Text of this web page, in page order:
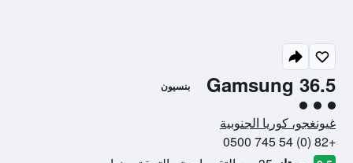
Gamsung 36.5 بنسيون
تقييم فئة 3
غيونغجو، كوريا الجنوبية
+82 (0) 54 745 0500